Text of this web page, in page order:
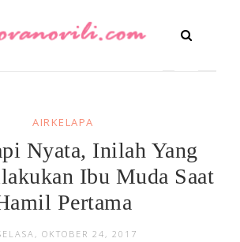
AIRKELAPA
Nyata, Inilah Yang
Ibu Muda Saat
Pertama
OKTOBER 24, 2017